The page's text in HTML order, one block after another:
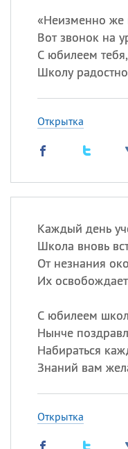
«Неизменно же
Вот звонок на
С юбилеем
Школу
Открытка
Каждый день
Школа вновь
От незнания
Их
С юбилеем
Нынче
Набираться
Знаний вам
Открытка